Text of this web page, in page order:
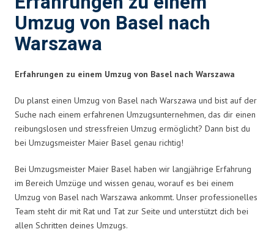
Umzug von Basel nach
Warszawa
Erfahrungen zu einem Umzug von Basel nach Warszawa
Du planst einen Umzug von Basel nach Warszawa und bist auf der
Suche nach einem erfahrenen Umzugsunternehmen, das dir einen
reibungslosen und stressfreien Umzug ermöglicht? Dann bist du
bei Umzugsmeister Maier Basel genau richtig!
Bei Umzugsmeister Maier Basel haben wir langjährige Erfahrung
im Bereich Umzüge und wissen genau, worauf es bei einem
Umzug von Basel nach Warszawa ankommt. Unser professionelles
Team steht dir mit Rat und Tat zur Seite und unterstützt dich bei
allen Schritten deines Umzugs.